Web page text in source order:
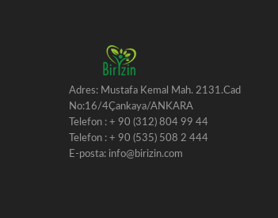
Adres: Mustafa Kemal Mah. 2131.Cad
No:16/4Çankaya/ANKARA
Telefon : + 90 (312) 804 99 44
Telefon : + 90 (535) 508 2 444
E-posta: info@birizin.com